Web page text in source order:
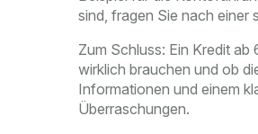
sind, fragen Sie nach einer
Zum Schluss: Ein Kredit ab
wirklich brauchen und ob
Informationen und einem
Überraschungen.